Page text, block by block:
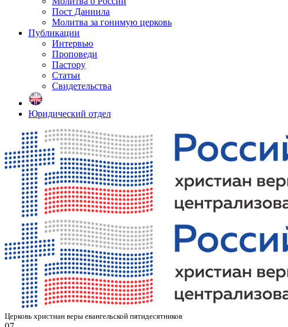
Пост Даниила
Молитва за гонимую церковь
Публикации
Интервью
Проповеди
Пастору
Статьи
Свидетельства
Юридический отдел
Церковь христиан веры евангельской пятидесятников